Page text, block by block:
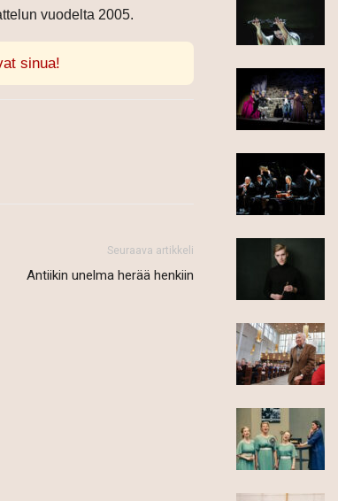
vuodelta 2005.
sinua!
Seuraava artikkeli
Antiikin unelma herää henkiin